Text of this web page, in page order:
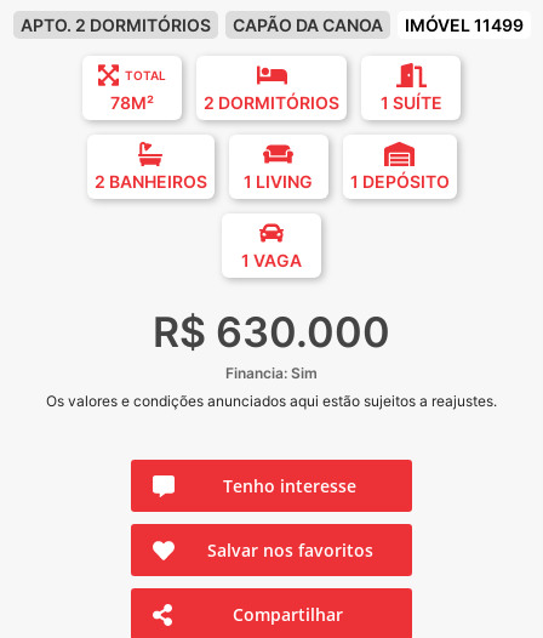
APTO. 2 DORMITÓRIOS CAPÃO DA CANOA IMÓVEL 11499
TOTAL
78M² 2 DORMITÓRIOS 1 SUÍTE
2 BANHEIROS 1 LIVING 1 DEPÓSITO
1 VAGA
R$ 630.000
Financia: Sim
Os valores e condições anunciados aqui estão sujeitos a reajustes.
Tenho interesse
Salvar nos favoritos
Compartilhar